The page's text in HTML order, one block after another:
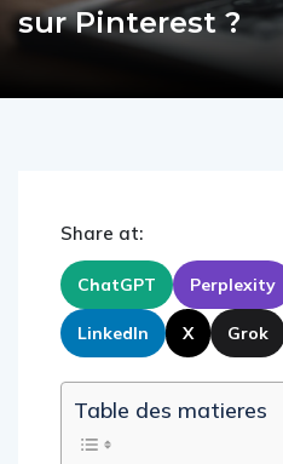
sur Pinterest ?
Share at:
ChatGPT Perplexity
LinkedIn X Grok
Table des matieres